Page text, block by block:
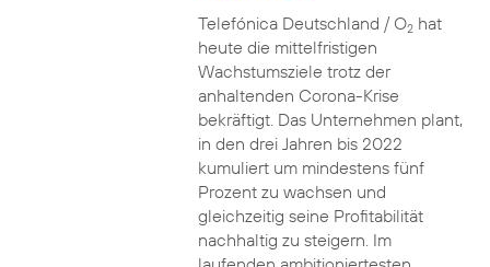
Telefónica Deutschland / O2hat
heute die mittelfristigen
Wachstumsziele trotz der
anhaltenden Corona-Krise
bekräftigt. Das Unternehmen plant,
in den drei Jahren bis 2022
kumuliert um mindestens fünf
Prozent zu wachsen und
gleichzeitig seine Profitabilität
nachhaltig zu steigern. Im